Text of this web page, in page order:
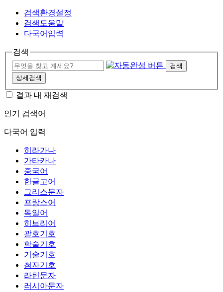
검색환경설정
검색도움말
다국어입력
검색
검색
상세검색
결과 내 재검색
인기 검색어
다국어 입력
히라가나
가타카나
중국어
한글고어
그리스문자
프랑스어
독일어
히브리어
괄호기호
학술기호
기술기호
첨자기호
라틴문자
러시아문자